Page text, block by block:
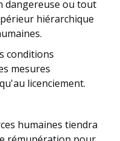
dangereuse ou tout
hiérarchique
conditions
mesures
licenciement.
humaines tiendra